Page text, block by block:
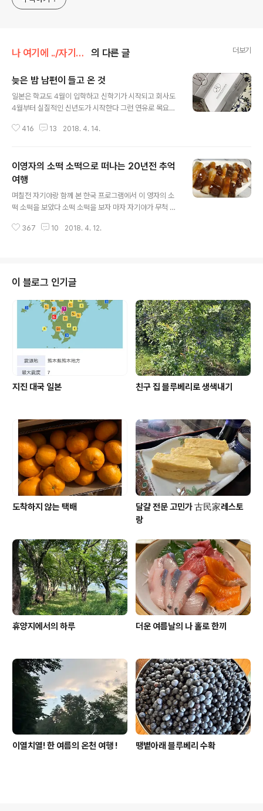
나 여기에 ../자기야 이야기 의 다른 글 더보기
늦은 밤 남편이 들고 온 것
일본은 학교도 4월이 입학하고 신학기가 시작되고 회사도
4월부터 실질적인 신년도가 시작한다 그런 연유로 목요일
지 모임인지 뭐 그런게 있었다 당연히 저녁 식사는 필요 없
있을꺼란 얘기고 회식이 있다는 얘기는 곧 많이 늦을거란
얘긴인데 ..그런데 생각보다 빠른 11시쯤 귀가를 했다 손에
는 하얀 종이 봉투를 들고서 .. 가끔 회사의 모임이 있을땐
선물인지 상품인지 모르겠다만 뭔가를 받아 올때가 있어서
자기야 그건 뭔데? 슈크림 웬 슈크림 ?? 모임 끝나고 회식
416 13 2018. 4. 14.
이영자의 소떡 소떡으로 떠나는 20년전 추억
여행
며칠전 자기야랑 함께 본 한국 프로그램에서 이 영자의 소
떡 소떡을 보았다 소떡 소떡을 보자 마자 자기야가 무척 반
던거 아냐 매꼼 달콤한 떡 비슷한거 같긴 한데 좀 다른거 같
나 ? 되게 맛있었는데 ... 20년전 우리가 살던 숙대입구 버
스정류장 주변에 가득했던 먹거리 포장마차에서 팔던 꼬치
에 떡을 꽂아 기름에 튀겨 매콤한 고추장 소스를 발라주던
그 떡꼬치겨울 밤 자기야랑 데이트 하면서 가끔 먹었던 군
것질 거리 였다 그때 먹던 그 떡고치가 아니라는 내 말에 자
기야 아쉬운듯한 표정을 ..
367 10 2018. 4. 12.
이 블로그 인기글
지진 대국 일본 친구 집 블루베리로 생색내기
도착하지 않는 택배
달걀 전문 고민가 古民家레스토
랑
휴양지에서의 하루 더운 여름날의 나 홀로 한끼
이열치열! 한 여름의 온천 여행 ! 땡볕아래 블루베리 수확